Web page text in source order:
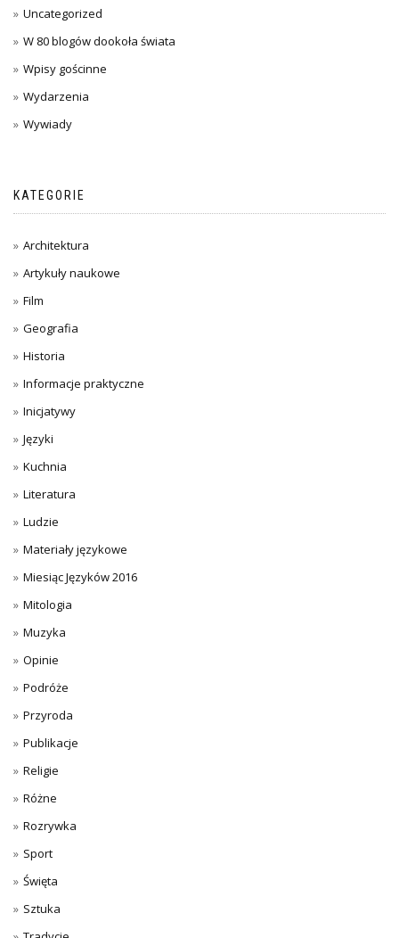
Uncategorized
W 80 blogów dookoła świata
Wpisy gościnne
Wydarzenia
Wywiady
KATEGORIE
Architektura
Artykuły naukowe
Film
Geografia
Historia
Informacje praktyczne
Inicjatywy
Języki
Kuchnia
Literatura
Ludzie
Materiały językowe
Miesiąc Języków 2016
Mitologia
Muzyka
Opinie
Podróże
Przyroda
Publikacje
Religie
Różne
Rozrywka
Sport
Święta
Sztuka